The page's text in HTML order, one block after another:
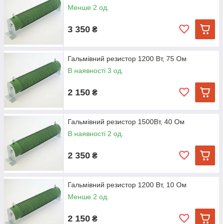
Менше 2 од.
3 350 ₴
Гальмівний резистор 1200 Вт, 75 Ом
В наявності 3 од.
2 150 ₴
Гальмівний резистор 1500Вт, 40 Ом
В наявності 2 од.
2 350 ₴
Гальмівний резистор 1200 Вт, 10 Ом
Менше 2 од.
2 150 ₴